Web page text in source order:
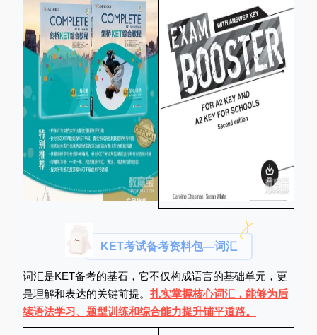
KET考试备考资料包—词汇
词汇是KET备考的基石，它不仅构成语言的基础单元，更
是理解和表达的关键前提。 扎实掌握核心词汇，能够为后
续语法学习、题型训练和综合能力提升铺平道路。